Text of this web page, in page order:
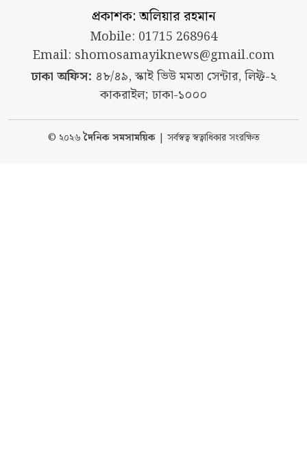
প্রকাশক: অলিয়ার রহমান
Mobile: 01715 268964
Email: shomosamayiknews@gmail.com
ঢাকা অফিস: ৪৮/৪৯, স্কাই ভিউ মমতা সেন্টার, লিফ্ট-২
কাকরাইল; ঢাকা-১০০০
© ২০২৬দৈনিক সমসাময়িক| সর্বস্বত্ব স্বত্বাধিকার সংরক্ষিত